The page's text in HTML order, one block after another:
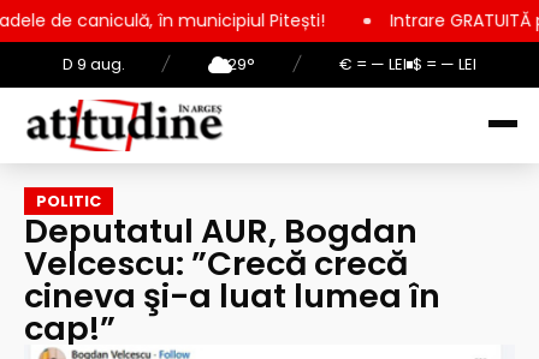
D 9 aug. / 29° / € = — LEI $ = — LEI
în municipiul Pitești! Intrare GRATUITĂ pentru copii,
POLITIC
Deputatul AUR, Bogdan
Velcescu: ”Crecă crecă
cineva şi-a luat lumea în
cap!”